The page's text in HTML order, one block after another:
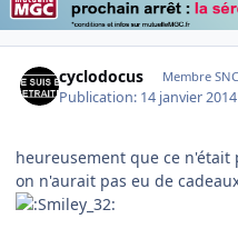
cyclodocus Membre
Publication: 14 janvier 2014
heureusement que ce n'était
on n'aurait pas eu de